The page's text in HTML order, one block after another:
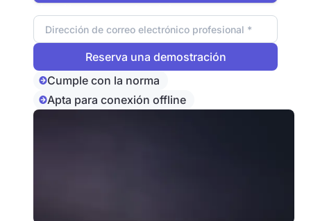
Cumple con la norma
Apta para conexión offline